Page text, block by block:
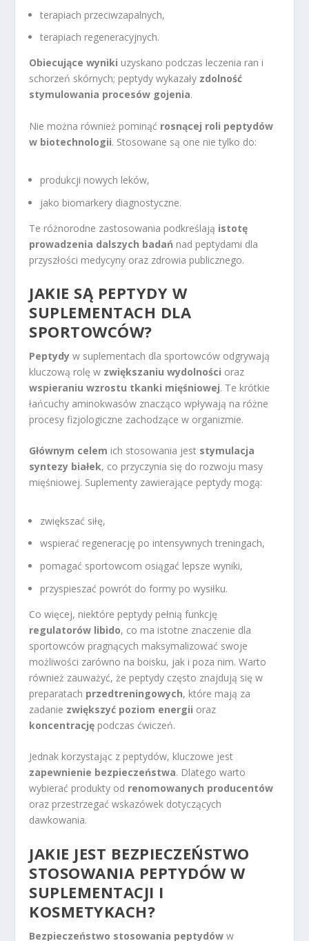
terapiach przeciwzapalnych,
terapiach regeneracyjnych.
Obiecujące wyniki uzyskano podczas leczenia ran i
schorzeń skórnych; peptydy wykazały zdolność
stymulowania procesów gojenia.
Nie można również pominąć rosnącej roli peptydów
w biotechnologii. Stosowane są one nie tylko do:
produkcji nowych leków,
jako biomarkery diagnostyczne.
Te różnorodne zastosowania podkreślają istotę
prowadzenia dalszych badań nad peptydami dla
przyszłości medycyny oraz zdrowia publicznego.
JAKIE SĄ PEPTYDY W
SUPLEMENTACH DLA
SPORTOWCÓW?
Peptydy w suplementach dla sportowców odgrywają
kluczową rolę w zwiększaniu wydolności oraz
wspieraniu wzrostu tkanki mięśniowej. Te krótkie
łańcuchy aminokwasów znacząco wpływają na różne
procesy fizjologiczne zachodzące w organizmie.
Głównym celem ich stosowania jest stymulacja
syntezy białek, co przyczynia się do rozwoju masy
mięśniowej. Suplementy zawierające peptydy mogą:
zwiększać siłę,
wspierać regenerację po intensywnych treningach,
pomagać sportowcom osiągać lepsze wyniki,
przyspieszać powrót do formy po wysiłku.
Co więcej, niektóre peptydy pełnią funkcję
regulatorów libido, co ma istotne znaczenie dla
sportowców pragnących maksymalizować swoje
możliwości zarówno na boisku, jak i poza nim. Warto
również zauważyć, że peptydy często znajdują się w
preparatach przedtreningowych, które mają za
zadanie zwiększyć poziom energii oraz
koncentrację podczas ćwiczeń.
Jednak korzystając z peptydów, kluczowe jest
zapewnienie bezpieczeństwa. Dlatego warto
wybierać produkty od renomowanych producentów
oraz przestrzegać wskazówek dotyczących
dawkowania.
JAKIE JEST BEZPIECZEŃSTWO
STOSOWANIA PEPTYDÓW W
SUPLEMENTACJI I
KOSMETYKACH?
Bezpieczeństwo stosowania peptydów w